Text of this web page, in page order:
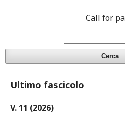
Call for
Cerca
Ultimo fascicolo
V. 11 (2026)